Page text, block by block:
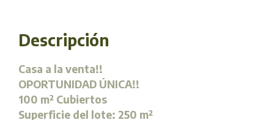
Descripción
Casa a la venta!!
OPORTUNIDAD ÚNICA!!
100 m² Cubiertos
Superficie del lote: 250 m²